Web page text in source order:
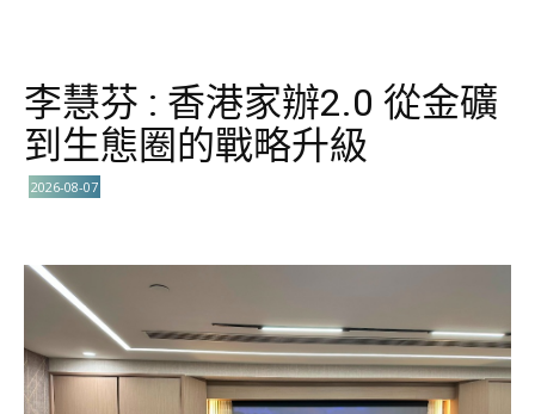
李慧芬 : 香港家辦2.0 從金礦
到生態圈的戰略升級
2026-08-07